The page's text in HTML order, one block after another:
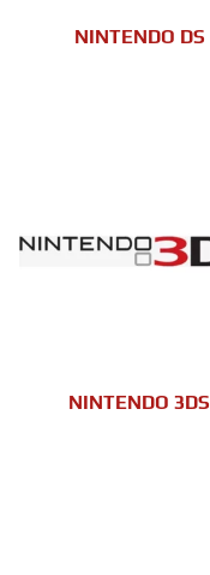
NINTENDO DS
NINTENDO 3DS